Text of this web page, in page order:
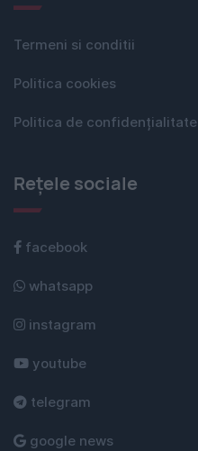
Termeni si conditii
Politica cookies
Politica de confidențialitate
Rețele sociale
facebook
whatsapp
instagram
youtube
telegram
google news